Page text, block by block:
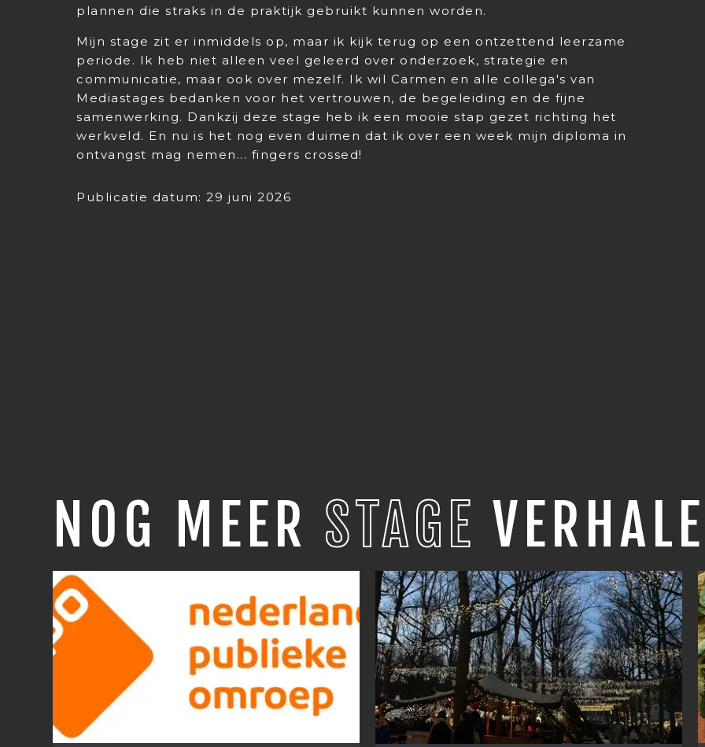
plannen die straks in de praktijk gebruikt kunnen worden.
Mijn stage zit er inmiddels op, maar ik kijk terug op een ontzettend leerzame
periode. Ik heb niet alleen veel geleerd over onderzoek, strategie en
communicatie, maar ook over mezelf. Ik wil Carmen en alle collega's van
Mediastages bedanken voor het vertrouwen, de begeleiding en de fijne
samenwerking. Dankzij deze stage heb ik een mooie stap gezet richting het
werkveld. En nu is het nog even duimen dat ik over een week mijn diploma in
ontvangst mag nemen... fingers crossed!
Publicatie datum: 29 juni 2026
NOG MEER STAGE